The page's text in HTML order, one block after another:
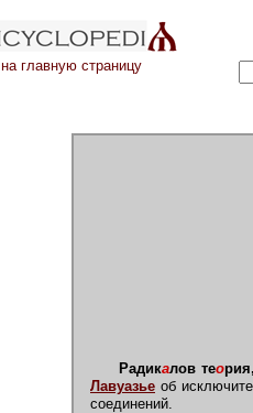
на главную страницу
Радикалов теория,
Лавуазье об
соединений.